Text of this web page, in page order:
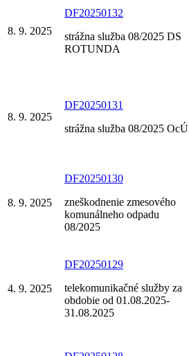
8. 9. 2025
DF20250132
strážna služba 08/2025 DS
ROTUNDA
8. 9. 2025
DF20250131
strážna služba 08/2025 OcÚ
8. 9. 2025
DF20250130
zneškodnenie zmesového
komunálneho odpadu
08/2025
4. 9. 2025
DF20250129
telekomunikačné služby za
obdobie od 01.08.2025-
31.08.2025